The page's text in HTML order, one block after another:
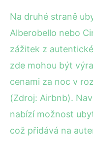
Na druhé straně
Alberobello nebo
zážitek z
zde mohou být
cenami za noc v
(Zdroj: Airbnb).
nabízí možnost
což přidává na